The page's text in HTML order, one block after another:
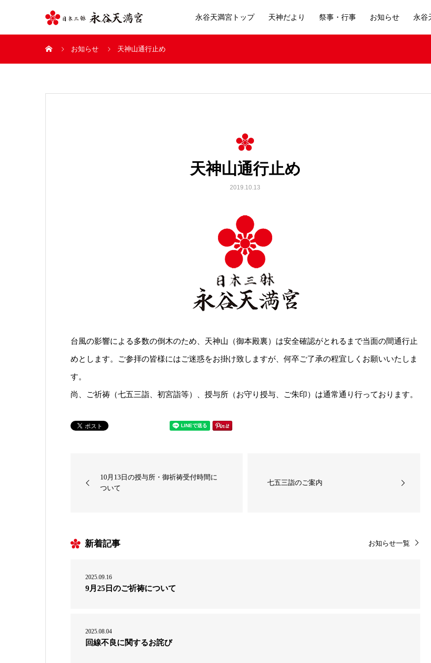
永谷天満宮トップ 天神だより 祭事・行事 お知らせ 永谷
お知らせ 天神山通行止め
天神山通行止め
2019.10.13
台風の影響による多数の倒木のため、天神山（御本殿裏）は安全確認がとれるまで当面の間通行止
めとします。ご参拝の皆様にはご迷惑をお掛け致しますが、何卒ご了承の程宜しくお願いいたしま
す。
尚、ご祈祷（七五三詣、初宮詣等）、授与所（お守り授与、ご朱印）は通常通り行っております。
10月13日の授与所・御祈祷受付時間に
ついて
七五三詣のご案内
新着記事 お知らせ一覧
2025.09.16
9月25日のご祈祷について
2025.08.04
回線不良に関するお詫び